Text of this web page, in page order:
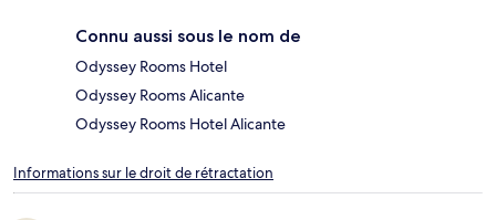
Connu aussi sous le nom de
Odyssey Rooms Hotel
Odyssey Rooms Alicante
Odyssey Rooms Hotel Alicante
Informations sur le droit de rétractation